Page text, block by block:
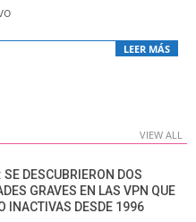
LEER MÁS
VIEW ALL
DESCUBRIERON DOS
GRAVES EN LAS VPN QUE
INACTIVAS DESDE 1996